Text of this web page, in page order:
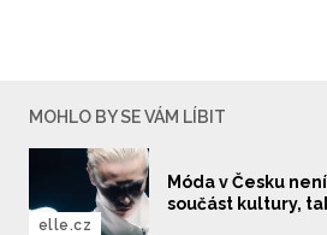
MOHLO BY SE VÁM LÍBIT
Móda v Česku
součást kultury,
elle.cz